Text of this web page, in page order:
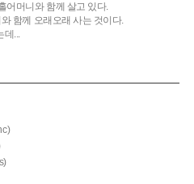
어머니와 함께 살고 있다.
함께 오래오래 사는 것이다.
데...